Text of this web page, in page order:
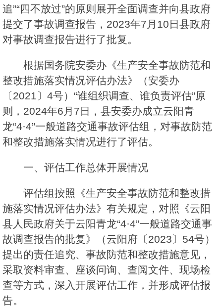
追”“四不放过”的原则展开全面调查并向县政府
提交了事故调查报告，2023年7月10日县政府
对事故调查报告进行了批复。
根据国务院安委办《生产安全事故防范和
整改措施落实情况评估办法》（安委办
〔2021〕4号）“谁组织调查、谁负责评估”原
则，2024年6月7日，县安委办成立云阳青
龙“4·4”一般道路交通事故评估组，对事故防范
和整改措施落实情况进行了评估。
一、评估工作总体开展情况
评估组按照《生产安全事故防范和整改措
施落实情况评估办法》有关规定，对照《云阳
县人民政府关于云阳青龙“4·4”一般道路交通事
故调查报告的批复》（云阳府〔2023〕54号）
提出的责任追究、事故防范和整改措施意见，
采取资料审查、座谈问询、查阅文件、现场检
查等方式，深入开展评估工作，并形成评估报
告。